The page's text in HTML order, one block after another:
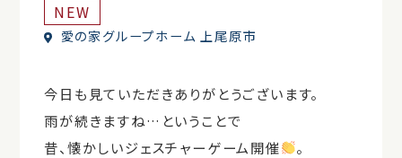
NEW
愛の家グループホーム 上尾原市
今日も見ていただきありがとうございます。
雨が続きますね…ということで
昔、懐かしいジェスチャーゲーム開催
。